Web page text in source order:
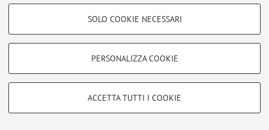
COOKIE DI PROFILAZIONE - FACOLTATIVI
COOKIE TECNICI - NECESSARI
Si tratta di cookie tecnici utilizzati, a titolo esemplificativo, per il corretto
SOLO COOKIE NECESSARI
PERSONALIZZA COOKIE
ACCETTA TUTTI I COOKIE
Zamboni, 33 - 40126 Bologna - Partita IVA: 01131710376
Privacy|Note legali|Impostazioni Cookie